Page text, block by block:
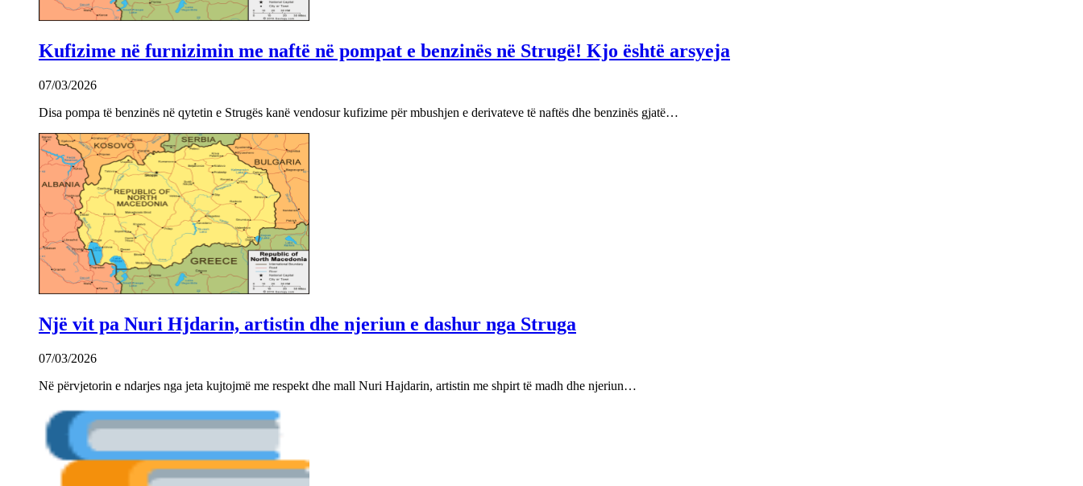
Kufizime në furnizimin me naftë në pompat e benzinës në Strugë! Kjo është arsyeja
07/03/2026
Disa pompa të benzinës në qytetin e Strugës kanë vendosur kufizime për mbushjen e derivateve të naftës dhe benzinës gjatë…
Një vit pa Nuri Hjdarin, artistin dhe njeriun e dashur nga Struga
07/03/2026
Në përvjetorin e ndarjes nga jeta kujtojmë me respekt dhe mall Nuri Hajdarin, artistin me shpirt të madh dhe njeriun…